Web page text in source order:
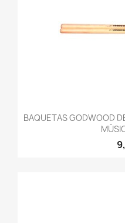
BAQUETAS GODWOOD